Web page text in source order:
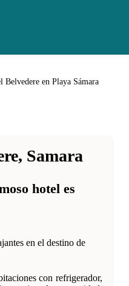
Belvedere en Playa Sámara
Samara
hotel es
en el destino de
con refrigerador,